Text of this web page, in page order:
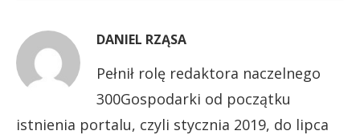
DANIEL RZĄSA
Pełnił rolę redaktora naczelnego
300Gospodarki od początku
istnienia portalu, czyli stycznia 2019, do lipca